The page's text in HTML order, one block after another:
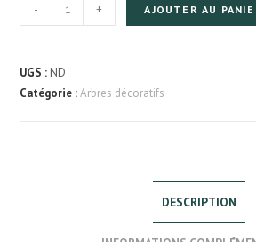
de
à
chat
- + AJOUTER AU
UGS : ND
Catégorie :Arbres décoratifs
DESCRIPTION